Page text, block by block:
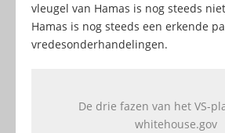
vleugel van Hamas is nog steeds
Hamas is nog steeds een erkende
vredesonderhandelingen.
De drie fazen van het VS-
whitehouse.gov